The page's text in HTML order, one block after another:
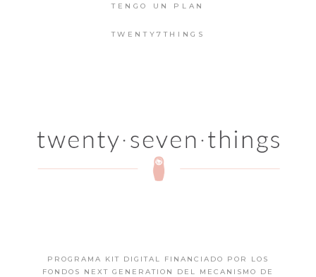
TENGO UN PLAN
TWENTY7THINGS
PROGRAMA KIT DIGITAL FINANCIADO POR LOS
FONDOS NEXT GENERATION DEL MECANISMO DE